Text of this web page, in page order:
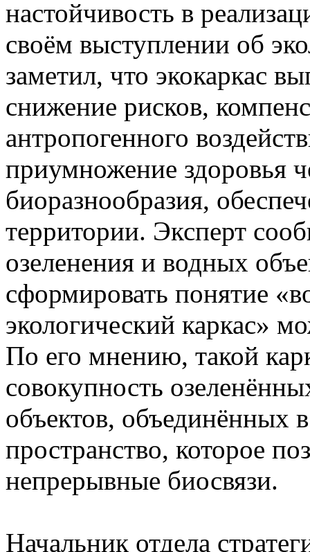
настойчивость в
своём выступлении об
заметил, что экокаркас
снижение рисков,
антропогенного
приумножение здоровья
биоразнообразия,
территории. Эксперт
озеленения и водных
сформировать понятие
экологический каркаc»
По его мнению, такой
совокупность
объектов, объединённых
пространство, которое
непрерывные биосвязи.
Начальник отдела